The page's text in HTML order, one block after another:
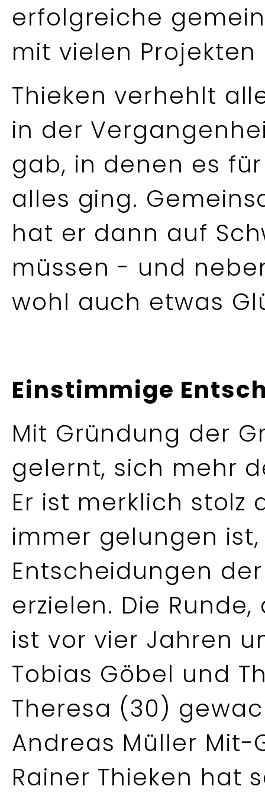
erfolgreiche
mit vielen
Thieken verhehlt
in der
gab, in denen es
alles ging.
hat er dann auf
müssen - und
wohl auch etwas
Einstimmige
Mit Gründung der
gelernt, sich mehr
Er ist merklich stolz
immer gelungen
Entscheidungen
erzielen. Die
ist vor vier Jahren
Tobias Göbel und
Theresa (30)
Andreas Müller
Rainer Thieken hat